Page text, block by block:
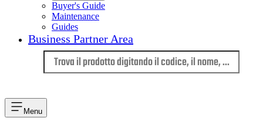
Buyer's Guide
Maintenance
Guides
Business Partner Area
Menu